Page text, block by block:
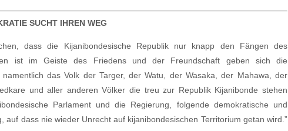
SUCHT IHREN WEG
dass die Kijanibondesische Republik nur knapp den Fängen des
ist im Geiste des Friedens und der Freundschaft geben sich die
namentlich das Volk der Targer, der Watu, der Wasaka, der Mahawa, der
und aller anderen Völker die treu zur Republik Kijanibonde stehen
Parlament und die Regierung, folgende demokratische und
auf dass nie wieder Unrecht auf kijanibondesischen Territorium getan wird.”